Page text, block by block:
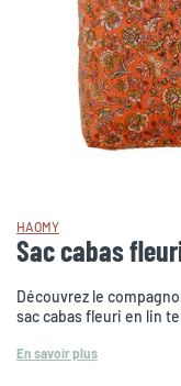
HAOMY
Sac cabas
Découvrez le
sac cabas fleuri en lin
En savoir plus